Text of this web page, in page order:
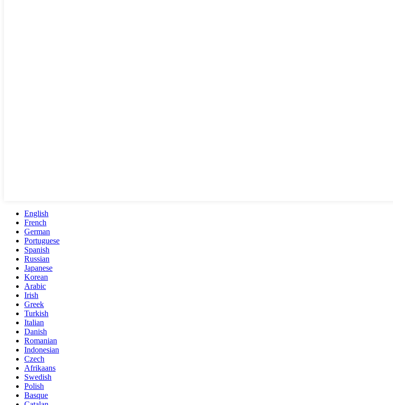
English
French
German
Portuguese
Spanish
Russian
Japanese
Korean
Arabic
Irish
Greek
Turkish
Italian
Danish
Romanian
Indonesian
Czech
Afrikaans
Swedish
Polish
Basque